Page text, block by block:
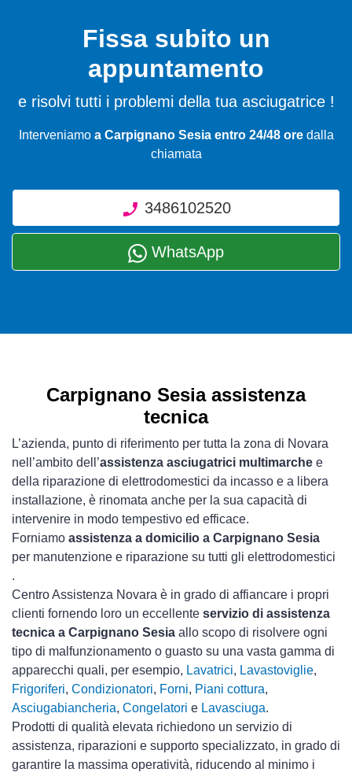
Fissa subito un
appuntamento
e risolvi tutti i problemi della tua asciugatrice !
Interveniamo a Carpignano Sesia entro 24/48 oredalla
chiamata
3486102520
WhatsApp
Carpignano Sesia assistenza
tecnica
L’azienda, punto di riferimento per tutta la zona di Novara
nell’ambito dell’assistenza asciugatrici multimarche e
della riparazione di elettrodomestici da incasso e a libera
installazione, è rinomata anche per la sua capacità di
intervenire in modo tempestivo ed efficace.
Forniamo assistenza a domicilio a Carpignano Sesia
per manutenzione e riparazione su tutti gli elettrodomestici
.
Centro Assistenza Novara è in grado di affiancare i propri
clienti fornendo loro un eccellente servizio di assistenza
tecnica a Carpignano Sesia allo scopo di risolvere ogni
tipo di malfunzionamento o guasto su una vasta gamma di
apparecchi quali, per esempio, Lavatrici, Lavastoviglie,
Frigoriferi, Condizionatori, Forni, Piani cottura,
Asciugabiancheria, Congelatori e Lavasciuga.
Prodotti di qualità elevata richiedono un servizio di
assistenza, riparazioni e supporto specializzato, in grado di
garantire la massima operatività, riducendo al minimo i